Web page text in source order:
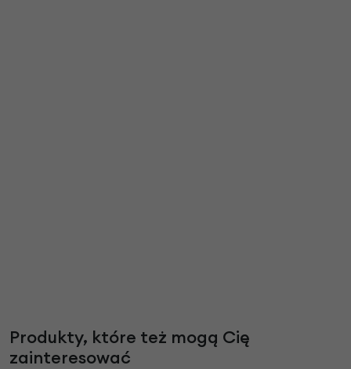
Produkty, które też mogą Cię
zainteresować